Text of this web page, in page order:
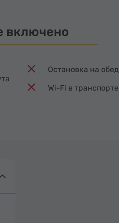
включено
Остановка на обед
Wi-Fi в транспорте